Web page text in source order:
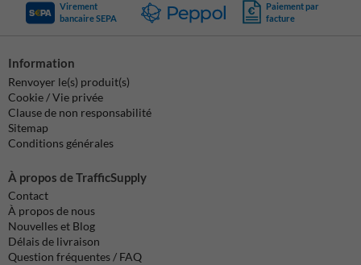
Virement
bancaire SEPA
Paiement par
facture
Information
Renvoyer le(s) produit(s)
Cookie / Vie privée
Clause de non responsabilité
Sitemap
Conditions générales
À propos de TrafficSupply
Contact
À propos de nous
Nouvelles et Blog
Délais de livraison
Question fréquentes / FAQ